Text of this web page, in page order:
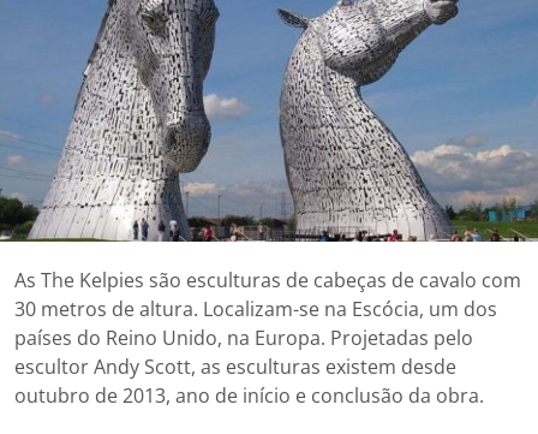
As The Kelpies são esculturas de cabeças de cavalo com
30 metros de altura. Localizam-se na Escócia, um dos
países do Reino Unido, na Europa. Projetadas pelo
escultor Andy Scott, as esculturas existem desde
outubro de 2013, ano de início e conclusão da obra.